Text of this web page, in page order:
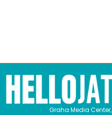
Graha Media Center,